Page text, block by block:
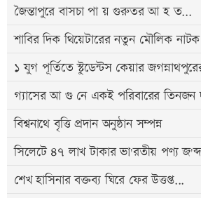
জৈন্তাপুরে বাসচা পা য় গুরুতর আ হ ত...
শাবির দিক থিয়েটারের নতুন মৌলিক
১ যুগ পূর্তিতে স্টুডেন্টস কেয়ার
গ্যাসের আ গু নে একই পরিবারের তিনজন
বিশ্বনাথে বৃত্তি প্রদান অনুষ্ঠান সম্পন্ন
সিলেটে ৪৭ লাখ টাকার ভা'রতীয় পণ্য জ'ব্দ
শেখ হাসিনার বক্তব্য ঘিরে ফের উত্তপ্ত...